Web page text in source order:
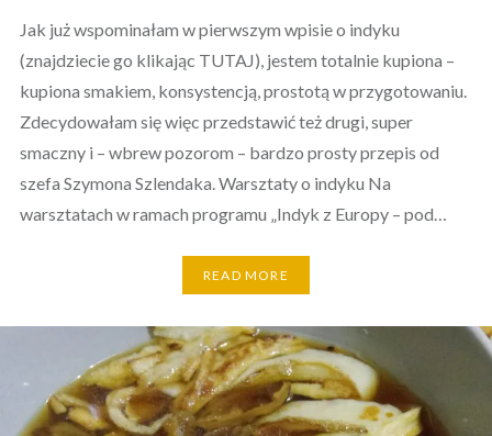
Jak już wspominałam w pierwszym wpisie o indyku
(znajdziecie go klikając TUTAJ), jestem totalnie kupiona –
kupiona smakiem, konsystencją, prostotą w przygotowaniu.
Zdecydowałam się więc przedstawić też drugi, super
smaczny i – wbrew pozorom – bardzo prosty przepis od
szefa Szymona Szlendaka. Warsztaty o indyku Na
warsztatach w ramach programu „Indyk z Europy – pod…
READ MORE